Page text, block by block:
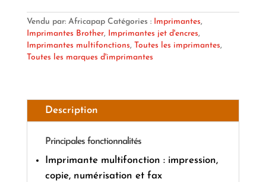
Vendu par: Africapap Catégories : Imprimantes,
Imprimantes Brother, Imprimantes jet d'encres,
Imprimantes multifonctions, Toutes les imprimantes,
Toutes les marques d'imprimantes
Description
Principales fonctionnalités
Imprimante multifonction : impression,
copie, numérisation et fax